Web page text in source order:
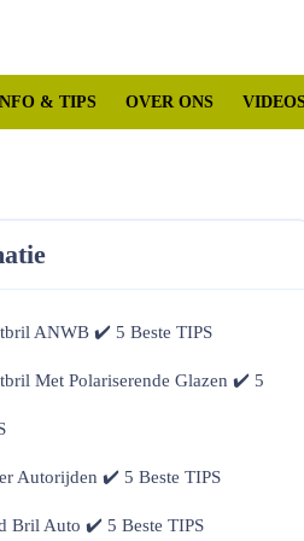
& TIPS OVER ONS
ANWB ✔️ 5 Beste TIPS
Met Polariserende Glazen ✔️ 5
Autorijden ✔️ 5 Beste TIPS
Bril Auto ✔️ 5 Beste TIPS